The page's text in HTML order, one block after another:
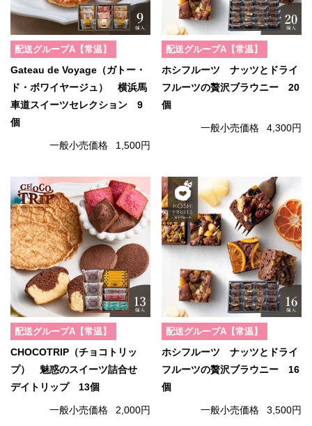
配送グループA【常温】
Gateau de Voyage（ガトー・
ド・ボワイヤージュ） 横浜馬
車道スイーツセレクション 9
個
一般小売価格 1,500円
配送グループA【常温】
ホシフルーツ ナッツとドライ
フルーツの贅沢ブラウニー 20
個
一般小売価格 4,300円
配送グループA【常温】
CHOCOTRIP（チョコトリッ
プ） 魅惑のスイーツ詰合せ
デイトリップ 13個
一般小売価格 2,000円
配送グループA【常温】
ホシフルーツ ナッツとドライ
フルーツの贅沢ブラウニー 16
個
一般小売価格 3,500円